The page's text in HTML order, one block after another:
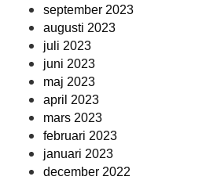
september 2023
augusti 2023
juli 2023
juni 2023
maj 2023
april 2023
mars 2023
februari 2023
januari 2023
december 2022